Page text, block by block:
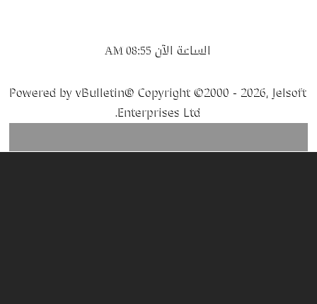
الساعة الآن 08:55 AM
Powered by vBulletin® Copyright ©2000 - 2026, Jelsoft
Enterprises Ltd.